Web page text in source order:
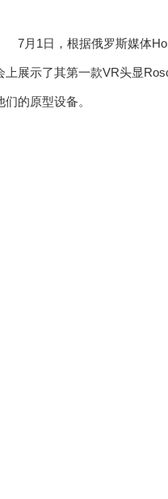
7月1日，根据俄罗斯媒体
上展示了其第一款VR头显
们的原型设备。